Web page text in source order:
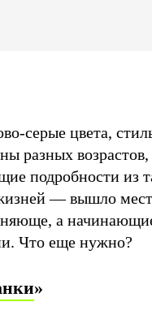
серые цвета,
разных
подробности из
— вышло
а
Что еще нужно?
»